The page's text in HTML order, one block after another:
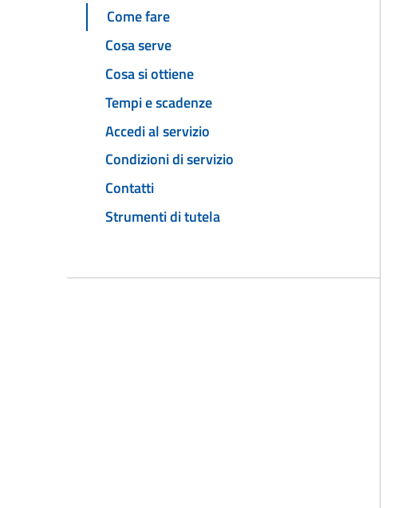
Come fare
Cosa serve
Cosa si ottiene
Tempi e scadenze
Accedi al servizio
Condizioni di servizio
Contatti
Strumenti di tutela